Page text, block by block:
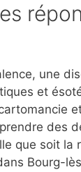
une
et
des
que soit
Bourg-